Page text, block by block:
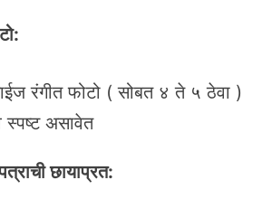
रंगीत फोटो ( सोबत ४ ते ५ ठेवा )
असावेत
छायाप्रत: